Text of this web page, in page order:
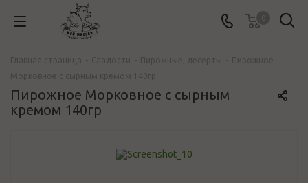
Пирожное Морковное с сырным
кремом 140гр